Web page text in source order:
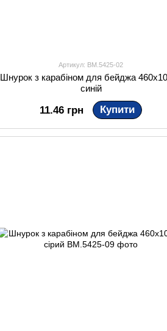
Артикул: BM.5425-02
Шнурок з карабіном для бейджа
синій
11.46 грн Купити